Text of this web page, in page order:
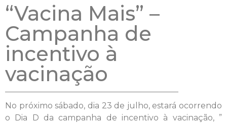
“Vacina Mais” –
Campanha de
incentivo à
vacinação
No próximo sábado, dia 23 de julho, estará ocorrendo
o Dia D da campanha de incentivo à vacinação, ”